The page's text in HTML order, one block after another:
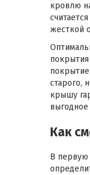
кровлю
жесткой
старого,
крышу
Как
В первую